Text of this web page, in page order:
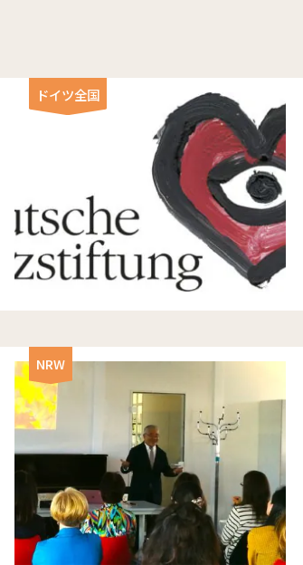
ドイツ全国
NRW